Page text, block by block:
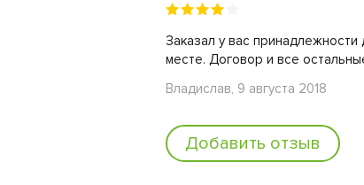
Заказал у вас
месте. Договор и все
Владислав, 9 августа 2018
Добавить отзыв